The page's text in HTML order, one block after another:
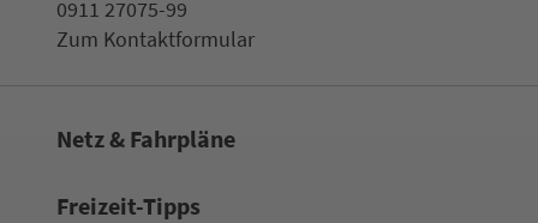
0911 27075-99
Zum Kon­taktformular
Netz & Fahrpläne
Frei­zeit-Tipps